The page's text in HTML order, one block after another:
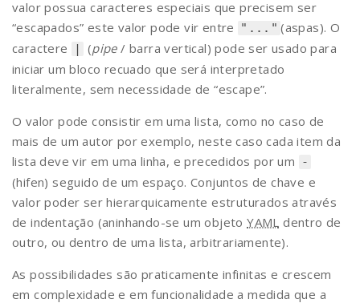
valor possua caracteres especiais que precisem ser
“escapados” este valor pode vir entre
"..." (aspas). O
caractere
| (pipe/ barra vertical) pode ser usado para
iniciar um bloco recuado que será interpretado
literalmente, sem necessidade de “escape”.
O valor pode consistir em uma lista, como no caso de
mais de um autor por exemplo, neste caso cada item da
lista deve vir em uma linha, e precedidos por um
-
(hifen) seguido de um espaço. Conjuntos de chave e
valor poder ser hierarquicamente estruturados através
de indentação (aninhando-se um objetoYAML dentro de
outro, ou dentro de uma lista, arbitrariamente).
As possibilidades são praticamente infinitas e crescem
em complexidade e em funcionalidade a medida que a